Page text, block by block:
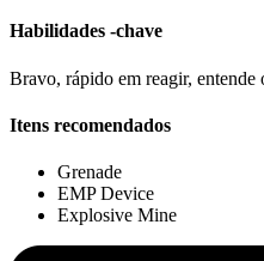
Habilidades -chave
Bravo, rápido em reagir,
Itens recomendados
Grenade
EMP Device
Explosive Mine